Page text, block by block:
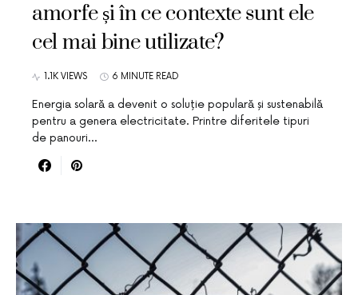
amorfe și în ce contexte sunt ele
cel mai bine utilizate?
1.1K VIEWS 6 MINUTE READ
Energia solară a devenit o soluție populară și sustenabilă
pentru a genera electricitate. Printre diferitele tipuri
de panouri…